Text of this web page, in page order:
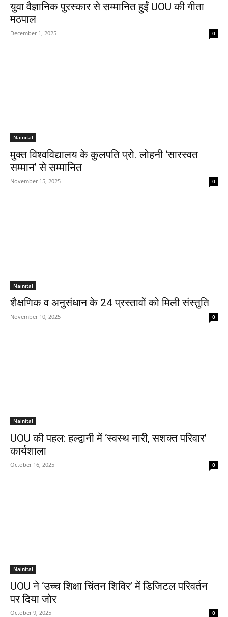
युवा वैज्ञानिक पुरस्कार से सम्मानित हुईं UOU की गीता
मठपाल
December 1, 2025 0
Nainital
मुक्त विश्वविद्यालय के कुलपति प्रो. लोहनी ‘सारस्वत
सम्मान’ से सम्मानित
November 15, 2025 0
Nainital
शैक्षणिक व अनुसंधान के 24 प्रस्तावों को मिली संस्तुति
November 10, 2025 0
Nainital
UOU की पहल: हल्द्वानी में ‘स्वस्थ नारी, सशक्त परिवार’
कार्यशाला
October 16, 2025 0
Nainital
UOU ने ‘उच्च शिक्षा चिंतन शिविर’ में डिजिटल परिवर्तन
पर दिया जोर
October 9, 2025 0